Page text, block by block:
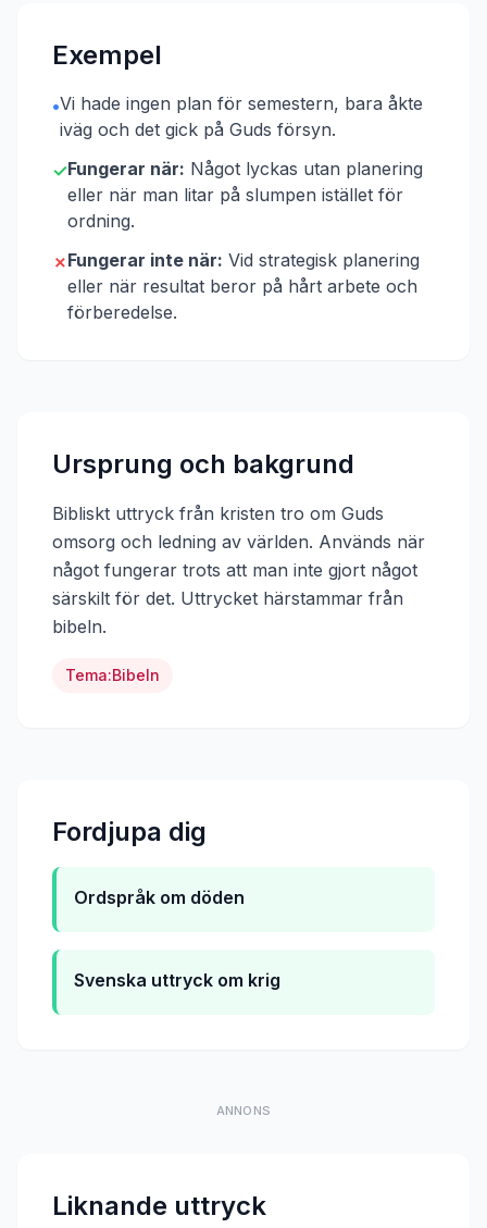
Exempel
•Vi hade ingen plan för semestern, bara åkte
iväg och det gick på Guds försyn.
✓Fungerar när: Något lyckas utan planering
eller när man litar på slumpen istället för
ordning.
✗Fungerar inte när: Vid strategisk planering
eller när resultat beror på hårt arbete och
förberedelse.
Ursprung och bakgrund
Bibliskt uttryck från kristen tro om Guds
omsorg och ledning av världen. Används när
något fungerar trots att man inte gjort något
särskilt för det. Uttrycket härstammar från
bibeln.
Tema:Bibeln
Fordjupa dig
Ordspråk om döden
Svenska uttryck om krig
ANNONS
Liknande uttryck